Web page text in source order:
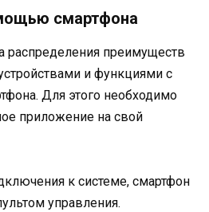
смартфона
распределения преимуществ
и функциями с
Для этого необходимо
приложение на свой
к системе, смартфон
управления.